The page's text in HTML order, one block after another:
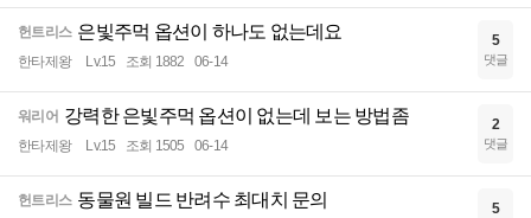
헌트리스 은빛주먹 옵션이 하나도 없는데요
한타제왕 Lv.15 조회 1882 06-14
5
댓글
워리어 강력한 은빛주먹 옵션이 없는데 보는 방법좀
한타제왕 Lv.15 조회 1505 06-14
2
댓글
헌트리스 동물원 빌드 반려수 최대치 문의 5